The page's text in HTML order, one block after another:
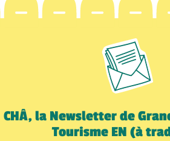
CHÂ, la Newsletter de
Tourisme EN (à